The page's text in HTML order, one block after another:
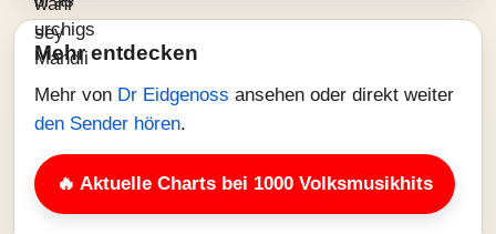
Mehr entdecken
Mehr von Dr Eidgenoss ansehen oder direkt weiter
den Sender hören.
🔥 Aktuelle Charts bei 1000 Volksmusikhits